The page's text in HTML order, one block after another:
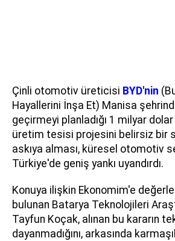
Çinli otomotiv üreticisi BYD'nin
Hayallerini İnşa Et) Manisa
geçirmeyi planladığı 1 milyar
üretim tesisi projesini belirsiz bir
askıya alması, küresel otomotiv
Türkiye'de geniş yankı uyandırdı.
Konuya ilişkin Ekonomim'e
bulunan Batarya Teknolojileri
Tayfun Koçak, alınan bu kararın
dayanmadığını, arkasında